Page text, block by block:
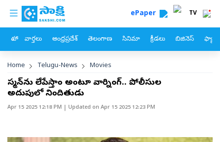
Skip to main content
custom menu ePaper TV
హోం వార్తలు ఆంధ్రప్రదేశ్ తెలంగాణ సినిమా క్రీడలు బిజినెస్
Breadcrumb
Home Telugu-News Movies
సల్మాన్‌ను లేపేస్తాం అంటూ వార్నింగ్‌.. పోలీసుల
అదుపులో నిందితుడు
Apr 15 2025 12:18 PM | Updated on Apr 15 2025 12:23 PM